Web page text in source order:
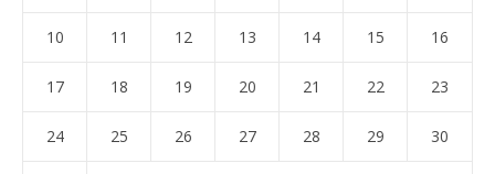
10 11 12 13 14 15 16
17 18 19 20 21 22 23
24 25 26 27 28 29 30